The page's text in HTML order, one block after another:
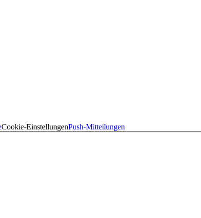
Cookie-EinstellungenPush-Mitteilungen